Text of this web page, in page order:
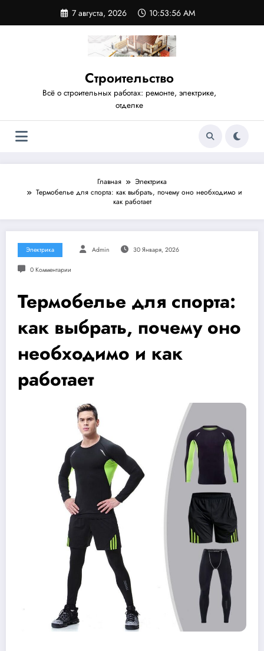
содержимому
7 августа, 2026 10:53:56 AM
Строительство
Всё о строительных работах: ремонте, электрике,
отделке
Главная
Электрика
Термобелье для спорта: как выбрать, почему оно необходимо и
как работает
Электрика Admin 30 Января, 2026
0 Комментарии
Термобелье для спорта:
как выбрать, почему оно
необходимо и как
работает